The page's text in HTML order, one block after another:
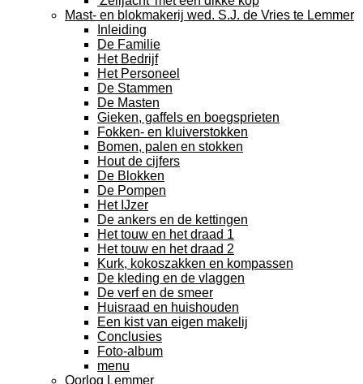
Mast- en blokmakerij wed. S.J. de Vries te Lemmer
Inleiding
De Familie
Het Bedrijf
Het Personeel
De Stammen
De Masten
Gieken, gaffels en boegsprieten
Fokken- en kluiverstokken
Bomen, palen en stokken
Hout de cijfers
De Blokken
De Pompen
Het IJzer
De ankers en de kettingen
Het touw en het draad 1
Het touw en het draad 2
Kurk, kokoszakken en kompassen
De kleding en de vlaggen
De verf en de smeer
Huisraad en huishouden
Een kist van eigen makelij
Conclusies
Foto-album
menu
Oorlog Lemmer